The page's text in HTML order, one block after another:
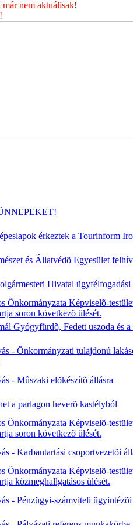
nem aktuálisak!
érkeztek a Tourinform
és Állatvédõ Egyesület
Hivatal ügyfélfogadási
Önkormányzata Képviselõ-
soron következõ ülését.
Gyógyfürdõ, Fedett uszoda és
- Önkormányzati tulajdonú
- Mûszaki elõkészítõ állásra
a parlagon heverõ kastélyból
Önkormányzata Képviselõ-
soron következõ ülését.
- Karbantartási csoportvezetõi
Önkormányzata Képviselõ-
közmeghallgatásos ülését.
- Pénzügyi-számviteli